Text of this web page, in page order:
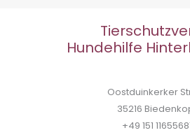
Hundehilfe
Oostduinkerker
35216
+49 151